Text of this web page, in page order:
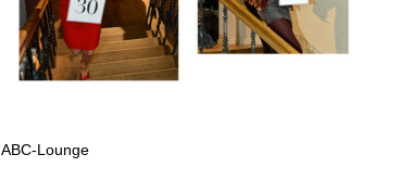
ABC-Lounge